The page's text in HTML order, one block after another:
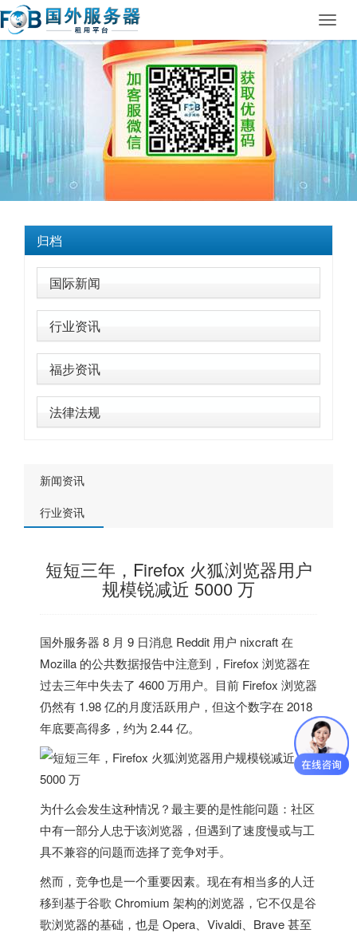
归档
国际新闻
行业资讯
福步资讯
法律法规
新闻资讯
行业资讯
短短三年，Firefox 火狐浏览器用户
规模锐减近 5000 万
国外服务器 8 月 9 日消息 Reddit 用户 nixcraft 在
Mozilla 的公共数据报告中注意到，Firefox 浏览器在
过去三年中失去了 4600 万用户。 目前 Firefox 浏览器
仍然有 1.98 亿的月度活跃用户 ，但这个数字在 2018
年底要高得多，约为 2.44 亿。
为什么会发生这种情况？最主要的是性能问题：社区
中有一部分人忠于该浏览器，但遇到了速度慢或与工
具不兼容的问题而选择了竞争对手。
然而，竞争也是一个重要因素。现在有相当多的人迁
移到基于谷歌 Chromium 架构的浏览器，它不仅是谷
歌浏览器的基础，也是 Opera、Vivaldi、Brave 甚至